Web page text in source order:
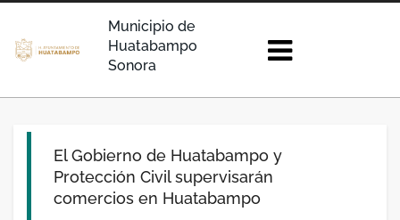
Municipio de
Huatabampo
Sonora
El Gobierno de Huatabampo y
Protección Civil supervisarán
comercios en Huatabampo